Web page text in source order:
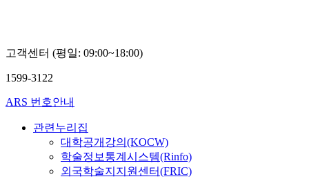
고객센터 (평일: 09:00~18:00)
1599-3122
ARS 번호안내
관련누리집
대학공개강의(KOCW)
학술정보통계시스템(Rinfo)
외국학술지지원센터(FRIC)